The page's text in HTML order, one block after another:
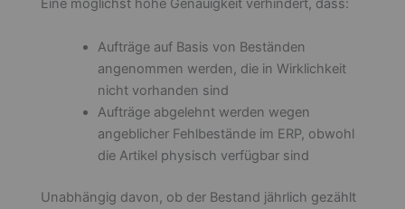
Eine möglichst hohe Genauigkeit verhindert, dass:
Aufträge auf Basis von Beständen
angenommen werden, die in Wirklichkeit
nicht vorhanden sind
Aufträge abgelehnt werden wegen
angeblicher Fehlbestände im ERP, obwohl
die Artikel physisch verfügbar sind
Unabhängig davon, ob der Bestand jährlich gezählt